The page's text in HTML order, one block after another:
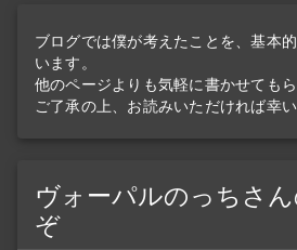
ブログでは僕が考えたことを、基本
います。
他のページよりも気軽に書かせてもら
ご了承の上、お読みいただければ幸い
ヴォーパルのっちさ
ぞ